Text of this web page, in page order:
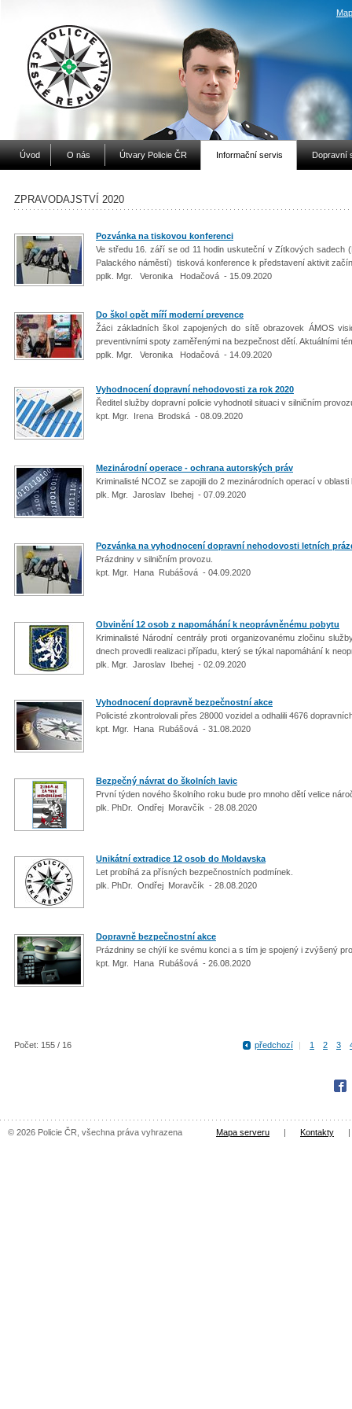
Úvod O nás Útvary Policie ČR Informační servis Dopravní
ZPRAVODAJSTVÍ 2020
Pozvánka na tiskovou konferenci
Ve středu 16. září se od 11 hodin uskuteční v Zítkových sadech
Palackého náměstí) tisková konference k představení aktivit
pplk. Mgr. Veronika Hodačová - 15.09.2020
Do škol opět míří moderní prevence
Žáci základních škol zapojených do sítě obrazovek ÁMOS
preventivními spoty zaměřenými na bezpečnost dětí. Aktuálními
pplk. Mgr. Veronika Hodačová - 14.09.2020
Vyhodnocení dopravní nehodovosti za rok 2020
Ředitel služby dopravní policie vyhodnotil situaci v silničním
kpt. Mgr. Irena Brodská - 08.09.2020
Mezinárodní operace - ochrana autorských práv
Kriminalisté NCOZ se zapojili do 2 mezinárodních operací v
plk. Mgr. Jaroslav Ibehej - 07.09.2020
Pozvánka na vyhodnocení dopravní nehodovosti letních
Prázdniny v silničním provozu.
kpt. Mgr. Hana Rubášová - 04.09.2020
Obvinění 12 osob z napomáhání k neoprávněnému pobytu
Kriminalisté Národní centrály proti organizovanému zločinu
dnech provedli realizaci případu, který se týkal napomáhání k
plk. Mgr. Jaroslav Ibehej - 02.09.2020
Vyhodnocení dopravně bezpečnostní akce
Policisté zkontrolovali přes 28000 vozidel a odhalili 4676
kpt. Mgr. Hana Rubášová - 31.08.2020
Bezpečný návrat do školních lavic
První týden nového školního roku bude pro mnoho dětí velice
plk. PhDr. Ondřej Moravčík - 28.08.2020
Unikátní extradice 12 osob do Moldavska
Let probíhá za přísných bezpečnostních podmínek.
plk. PhDr. Ondřej Moravčík - 28.08.2020
Dopravně bezpečnostní akce
Prázdniny se chýlí ke svému konci a s tím je spojený i zvýšený
kpt. Mgr. Hana Rubášová - 26.08.2020
Počet: 155 / 16 předchozí | 1 2 3
© 2026 Policie ČR, všechna práva vyhrazena Mapa serveru | Kontakty |